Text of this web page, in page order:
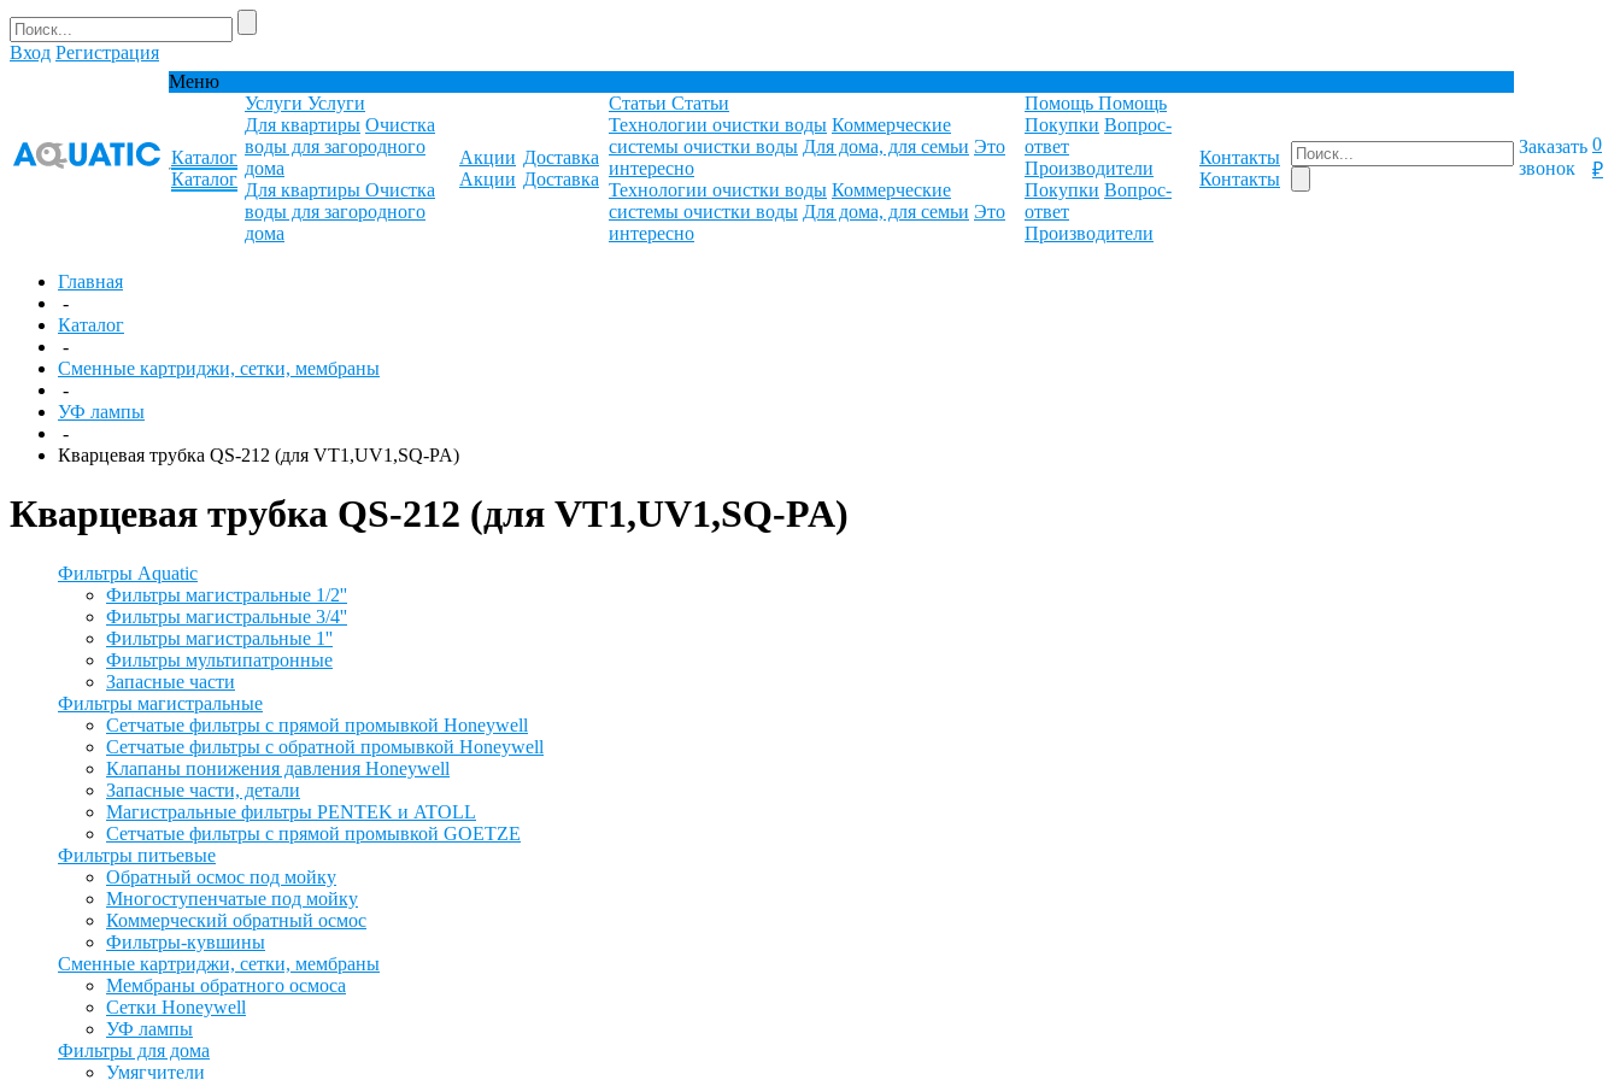
Вход Регистрация
Меню
Каталог
Каталог
Услуги Услуги
Для квартиры Очистка
воды для загородного
дома
Для квартиры Очистка
воды для загородного
дома
Акции
Акции
Доставка
Доставка
Статьи Статьи
Технологии очистки воды Коммерческие
системы очистки воды Для дома, для семьи Это
интересно
Технологии очистки воды Коммерческие
системы очистки воды Для дома, для семьи Это
интересно
Помощь Помощь
Покупки Вопрос-
ответ
Производители
Покупки Вопрос-
ответ
Производители
Контакты
Контакты
Заказать
звонок
0
₽
Главная
-
Каталог
-
Сменные картриджи, сетки, мембраны
-
УФ лампы
-
Кварцевая трубка QS-212 (для VT1,UV1,SQ-PA)
Кварцевая трубка QS-212 (для VT1,UV1,SQ-PA)
Фильтры Aquatic
Фильтры магистральные 1/2''
Фильтры магистральные 3/4''
Фильтры магистральные 1''
Фильтры мультипатронные
Запасные части
Фильтры магистральные
Сетчатые фильтры с прямой промывкой Honeywell
Сетчатые фильтры с обратной промывкой Honeywell
Клапаны понижения давления Honeywell
Запасные части, детали
Магистральные фильтры PENTEK и ATOLL
Сетчатые фильтры с прямой промывкой GOETZE
Фильтры питьевые
Обратный осмос под мойку
Многоступенчатые под мойку
Коммерческий обратный осмос
Фильтры-кувшины
Сменные картриджи, сетки, мембраны
Мембраны обратного осмоса
Сетки Honeywell
УФ лампы
Фильтры для дома
Умягчители